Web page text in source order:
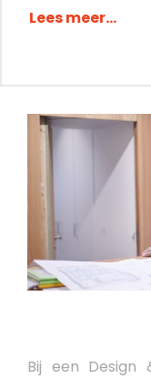
Lees meer...
Bij een Design